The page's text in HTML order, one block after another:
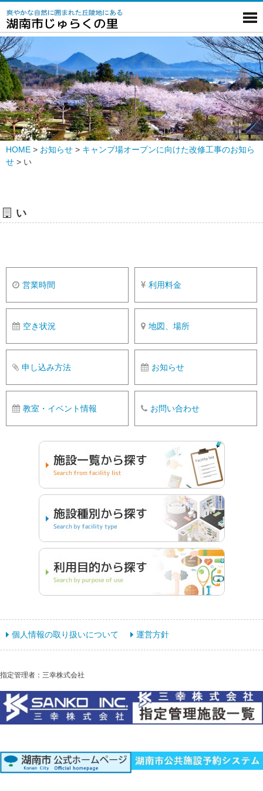
HOME > お知らせ > キャンプ場オープンに向けた改修工事のお知ら
せ > い
い
営業時間 利用料金
空き状況 地図、場所
申し込み方法 お知らせ
教室・イベント情報 お問い合わせ
個人情報の取り扱いについて 運営方針
指定管理者：三幸株式会社